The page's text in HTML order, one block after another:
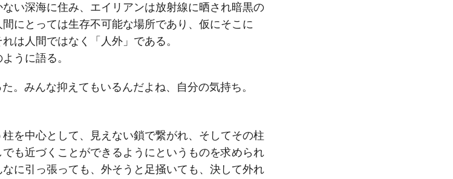
い深海に住み、エイリアンは放射線に晒され暗黒の
にとっては生存不可能な場所であり、仮にそこに
は人間ではなく「人外」である。
うに語る。
。みんな抑えてもいるんだよね、自分の気持ち。
を中心として、見えない鎖で繋がれ、そしてその柱
も近づくことができるようにというものを求められ
に引っ張っても、外そうと足掻いても、決して外れ